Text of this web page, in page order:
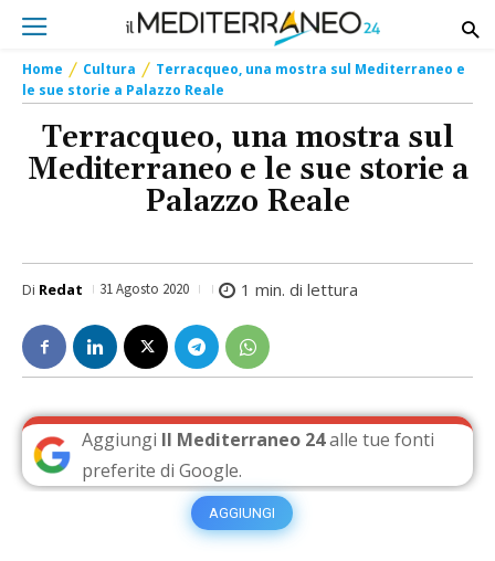
Home Cultura
Terracqueo, una mostra sul Mediterraneo e
le sue storie a Palazzo Reale
Terracqueo, una mostra sul
Mediterraneo e le sue storie a
Palazzo Reale
Di Redat 31 Agosto 2020 1 min. di lettura
Aggiungi Il Mediterraneo 24alle tue fonti
preferite di Google.
AGGIUNGI